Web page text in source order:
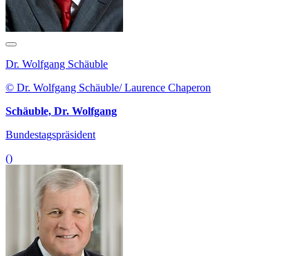
Dr. Wolfgang Schäuble
© Dr. Wolfgang Schäuble/ Laurence Chaperon
Schäuble, Dr. Wolfgang
Bundestagspräsident
()